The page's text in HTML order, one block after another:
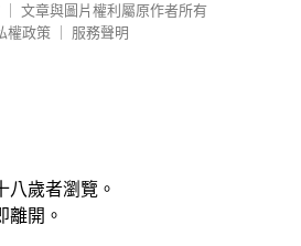
文章與圖片權利屬原作者所有
權政策
服務聲明
八歲者瀏覽。
離開。